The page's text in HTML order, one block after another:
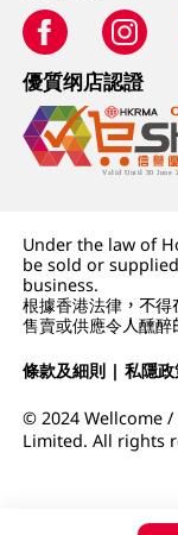
優質纲店認證
Under the law of
be sold or
business.
根據香港法律，不得
售賣或供應令人醺醉
條款及細則 |私隱
© 2024 Wellcome /
Limited. All rights